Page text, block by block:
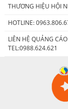
THƯƠNG HIỆU HỘI
HOTLINE:
LIÊN HỆ QUẢNG
TEL:0988.624.621